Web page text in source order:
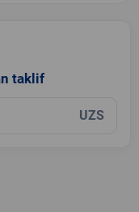
taklif
UZS